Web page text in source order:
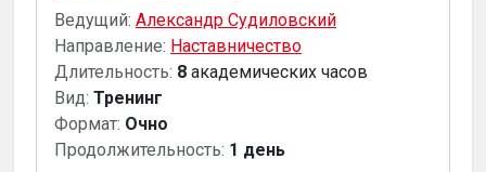
Ведущий: Александр Судиловский
Направление: Наставничество
Длительность: 8 академических часов
Вид: Тренинг
Формат: Очно
Продолжительность: 1 день